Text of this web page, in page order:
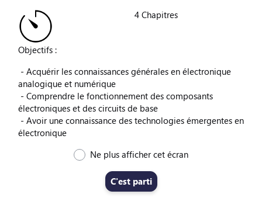
4 Chapitres
Objectifs :
- Acquérir les connaissances générales en électronique
analogique et numérique
- Comprendre le fonctionnement des composants
électroniques et des circuits de base
- Avoir une connaissance des technologies émergentes en
électronique
Ne plus afficher cet écran
C'est parti